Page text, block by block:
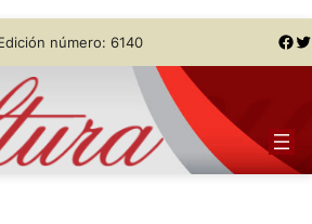
número: 6140 Facebook Twitter